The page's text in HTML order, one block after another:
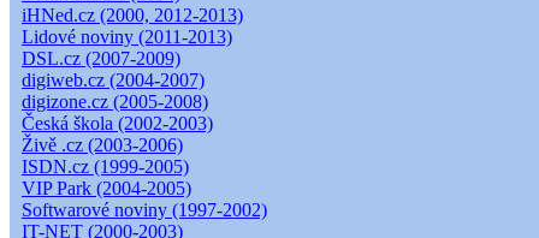
iHNed.cz (2000, 2012-2013)
Lidové noviny (2011-2013)
DSL.cz (2007-2009)
digiweb.cz (2004-2007)
digizone.cz (2005-2008)
Česká škola (2002-2003)
Živě .cz (2003-2006)
ISDN.cz (1999-2005)
VIP Park (2004-2005)
Softwarové noviny (1997-2002)
IT-NET (2000-2003)